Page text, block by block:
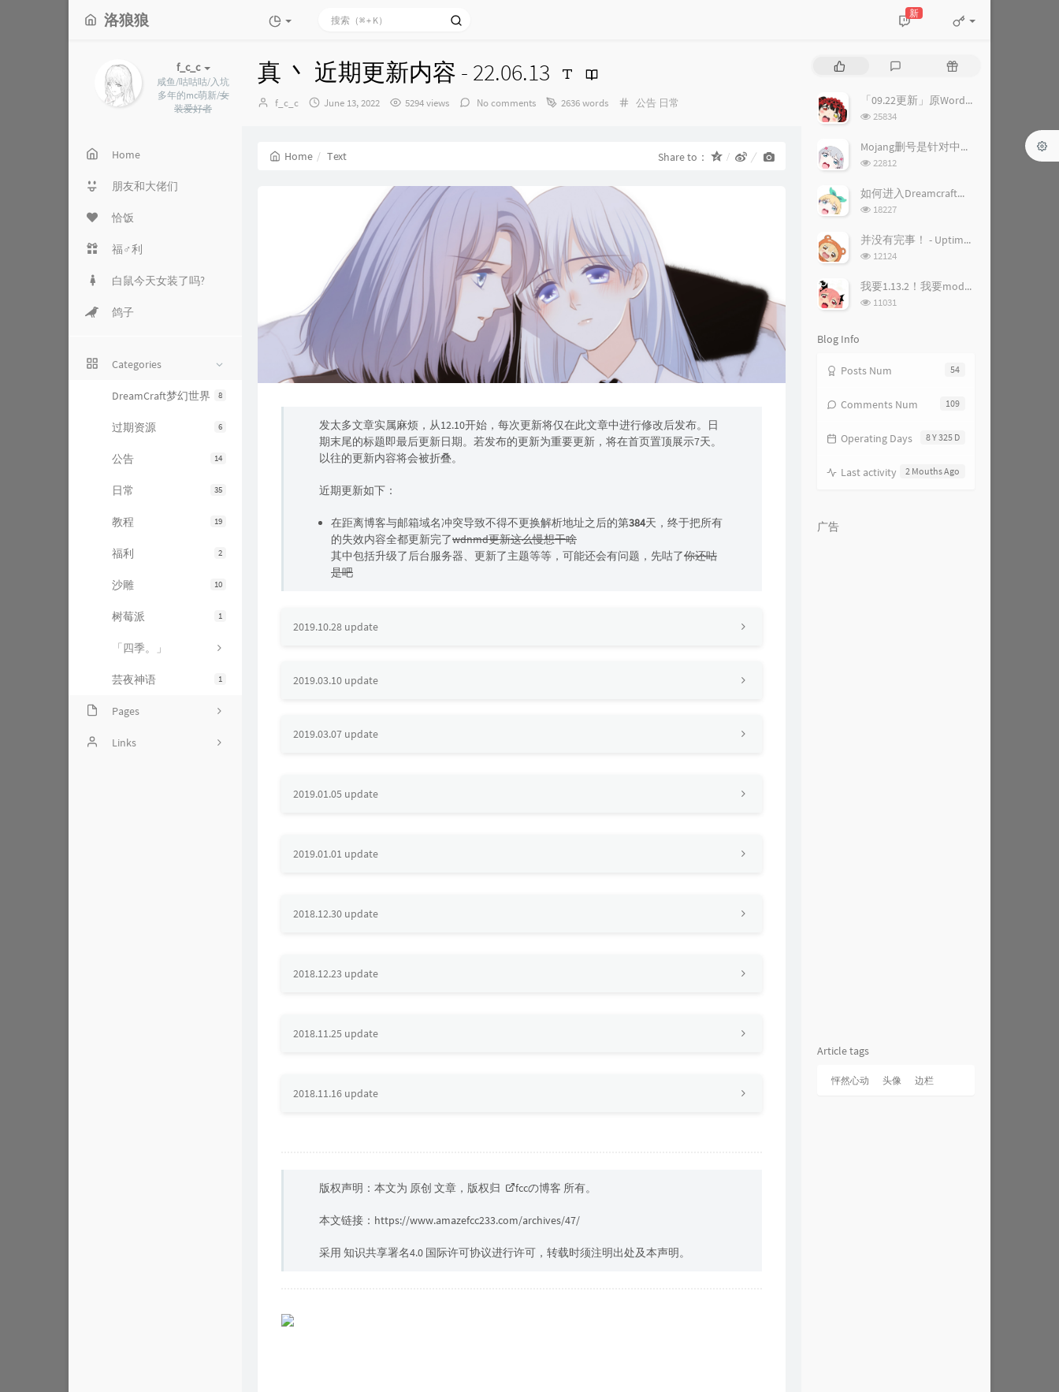
洛狼狼 新
f_c_c
咸鱼/咕咕咕/入坑
多年的mc萌新/女
装爱好者
Home
朋友和大佬们
恰饭
福♂利
白鼠今天女装了吗?
鸽子
Categories
8
DreamCraft梦幻世界
6
过期资源
14
公告
35
日常
19
教程
2
福利
10
沙雕
1
树莓派
「四季。」
1
芸夜神语
Pages
头图引用相关
Links
真 丶 近期更新内容 - 22.06.13
Author：
f_c_c
发
June 13, 2022 5294 views No comments 2636 words Categories：
公告 日常
Home Text Share to：
发太多文章实属麻烦，从12.10开始，每次更新将仅在此文章中进行修改后发布。日
期末尾的标题即最后更新日期。若发布的更新为重要更新，将在首页置顶展示7天。
以往的更新内容将会被折叠。
近期更新如下：
在距离博客与邮箱域名冲突导致不得不更换解析地址之后的第384天，终于把所有
的失效内容全都更新完了wdnmd更新这么慢想干啥
其中包括升级了后台服务器、更新了主题等等，可能还会有问题，先咕了你还咕
是吧
2019.10.28 update
2019.03.10 update
2019.03.07 update
2019.01.05 update
2019.01.01 update
2018.12.30 update
2018.12.23 update
2018.11.25 update
2018.11.16 update
版权声明：本文为 原创 文章，版权归 fccの博客 所有。
本文链接： https://www.amazefcc233.com/archives/47/
采用 知识共享署名4.0 国际许可协议进行许可，转载时须注明出处及本声明。
u
l
a
t
l
t
t
m
n
R
n
m
t
l
「09.22更新」原WordPress站点关闭&站点调整公告
浏
次
数:
25834
Mojang删号是针对中国人？ - 删号背后的故事
浏
次
数:
22812
如何进入Dreamcraft梦幻世界服务器
浏
次
数:
18227
并没有完事！ - UptimeRobot恢复公告
浏
次
数:
12124
我要1.13.2！我要mod！ - 1.13.2装forge和mod教程
浏
11031
Blog Info
54
Posts Num
109
Comments Num
8 Y 325 D
Operating Days
2 Mouths Ago
Last activity
广告
Article tags
怦然心动 头像 边栏